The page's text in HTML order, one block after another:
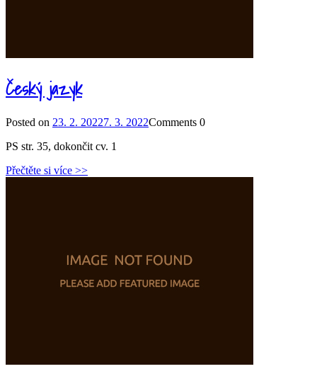
Český jazyk
Posted on 23. 2. 20227. 3. 2022Comments 0
PS str. 35, dokončit cv. 1
Přečtěte si více >>